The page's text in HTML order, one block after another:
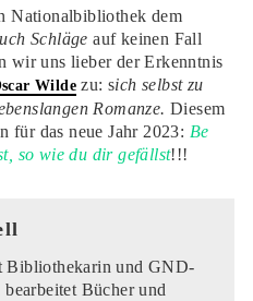
Nationalbibliothek dem
Schläge auf keinen Fall
wir uns lieber der Erkenntnis
Wildezu: sich selbst zu
Romanze. Diesem
für das neue Jahr 2023: Be
so wie du dir gefällst!!!
Bibliothekarin und GND-
Bücher und